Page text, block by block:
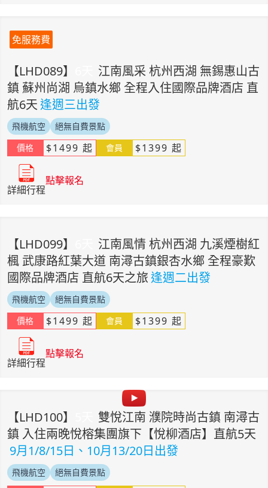
免服務費
【LHD089】
江南風采 杭州西湖 無錫惠山古
鎮 蘇州尚湖 烏鎮水鄉 全程入住國際品牌酒店 直
航6天逢週三出發
飛機航空
絕無自費景點
價格
$1499 起 會員 $1399 起
詳細行程
點擊報名
【LHD099】
江南風情 杭州西湖 九溪煙樹紅
楓 武康路紅葉大道 南潯古鎮銀杏水鄉 全程豪歎
國際品牌酒店 直航6天之旅逢週二出發
飛機航空
絕無自費景點
價格
$1499 起 會員 $1399 起
詳細行程
點擊報名
【LHD100】
雙悅江南 濮院時尚古鎮 南潯古
鎮 入住兩晚悅榕集團旗下【悅柳酒店】直航5天
9月1/8/15日、10月13/20日出發
飛機航空
絕無自費景點